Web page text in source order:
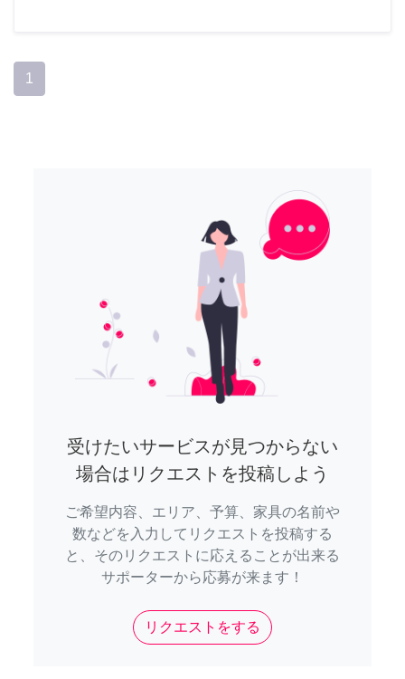
1
受けたいサービスが見つからない
場合はリクエストを投稿しよう
ご希望内容、エリア、予算、家具の名前や
数などを入力してリクエストを投稿する
と、そのリクエストに応えることが出来る
サポーターから応募が来ます！
リクエストをする